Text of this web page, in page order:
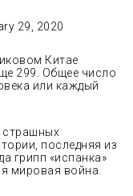
29, 2020
Китае
299. Общее число
или каждый
страшных
последняя из
грипп «испанка»
мировая война.